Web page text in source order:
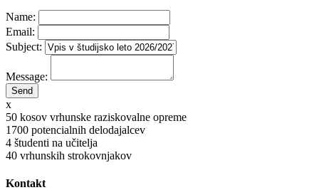
Name:
Email:
Subject:
Message:
x
50 kosov vrhunske raziskovalne opreme
1700 potencialnih delodajalcev
4 študenti na učitelja
40 vrhunskih strokovnjakov
Kontakt